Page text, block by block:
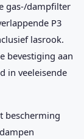
gas-/dampfilter
P3
lasrook.
bevestiging aan
in veeleisende
bescherming